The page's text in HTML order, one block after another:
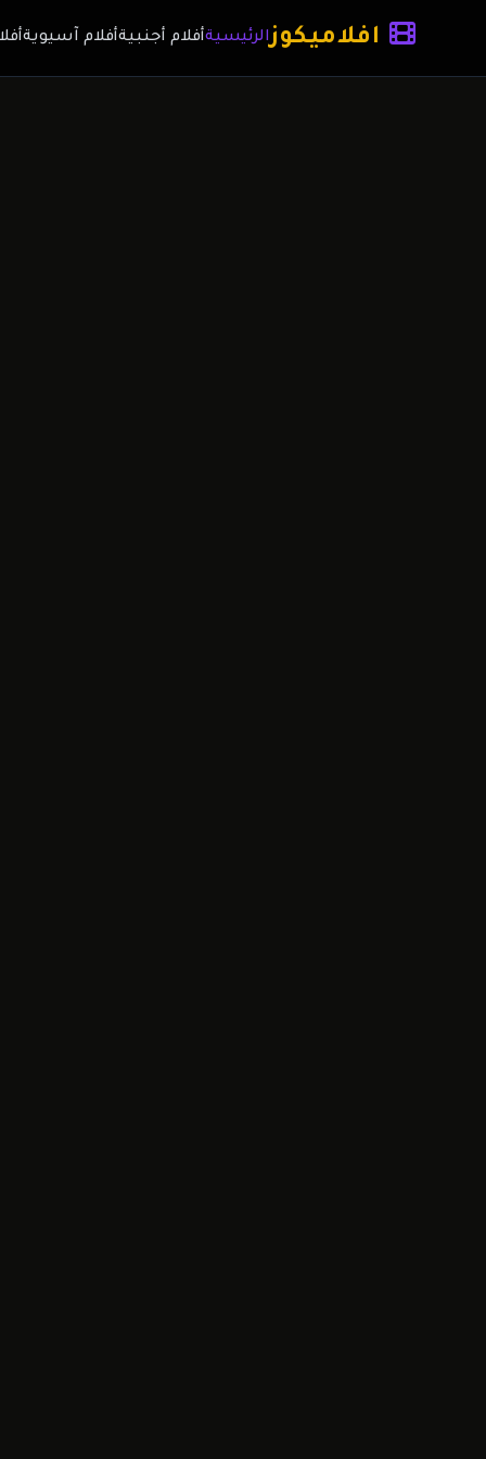
افلاميكوزالرئيسيةأفلام أجنبيةأفلام آسيوية